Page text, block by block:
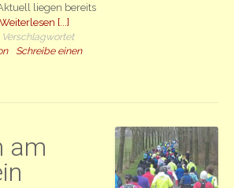
liegen bereits
Weiterlesen [...]
Verschlagwortet
Schreibe einen
am